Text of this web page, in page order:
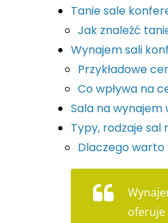
Tanie sale
Jak znaleźć
Wynajem sali
Przykładowe
Co wpływa na
Sala na wynajem
Typy, rodzaje sal
Dlaczego warto
oferuje